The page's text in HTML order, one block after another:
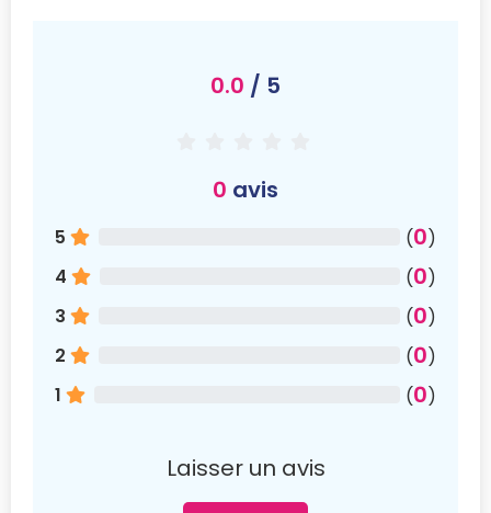
0.0 / 5
0 avis
5 (0)
4
(0)
3
(0)
2
(0)
1
(0)
Laisser un avis